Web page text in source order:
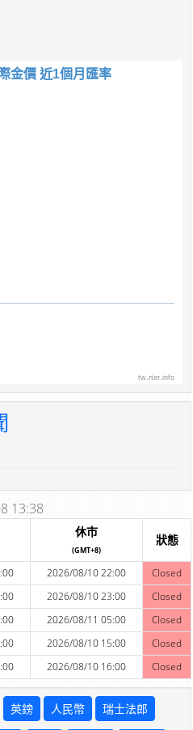
金價 近1個月匯率
tw.rter.info
13:38
休市
(GMT+8)
狀態
2026/08/10 22:00
Closed
2026/08/10 23:00
Closed
2026/08/11 05:00
Closed
2026/08/10 15:00
Closed
2026/08/10 16:00 Closed
英鎊 人民幣 瑞士法郎